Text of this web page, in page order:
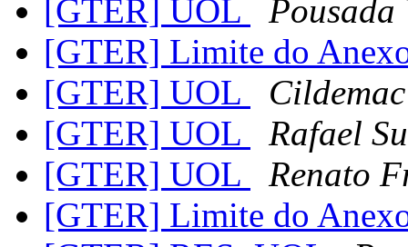
[GTER] UOL
[GTER] Limite do
[GTER] UOL
[GTER] UOL
Rafael
[GTER] UOL
Renato
[GTER] Limite do